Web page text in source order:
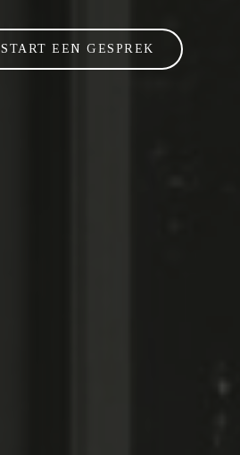
START EEN GESPREK